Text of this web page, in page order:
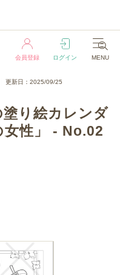
会員登録 ログイン MENU
更新日：2025/09/25
り絵カレンダ
女性」 - No.02